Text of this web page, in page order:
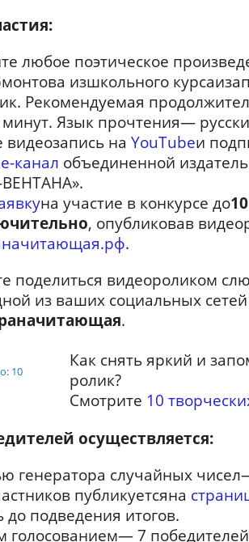
любое поэтическое
изшкольного
Рекомендуемая
Язык прочтения—
на YouTubeи
канал объединенной
на участие в конкурсе до
, опубликовав
.
поделиться видеороликом
из ваших социальных
.
Как снять яркий и
ролик?
Смотрите 10
оcуществляется:
генератора случайных
публикуетсяна
до подведения итогов.
7